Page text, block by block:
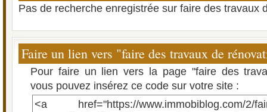
Pas de recherche enregistrée sur faire des travaux
Faire un lien vers "faire des travaux de
Pour faire un lien vers la page "faire des
vous pouvez insérez ce code sur votre site :
<a href="https://www.immobiblog.com/2/